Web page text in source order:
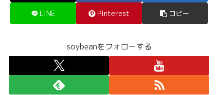
LINE Pinterest コピー
soybeanをフォローする